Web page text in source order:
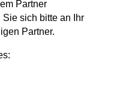
Partner
sich bitte an Ihr
Partner.